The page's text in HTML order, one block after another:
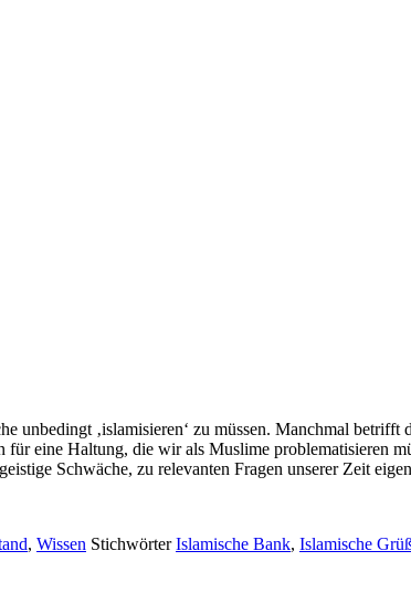
‚islamisieren‘ zu müssen. Manchmal
für eine Haltung, die wir als Muslime problematisieren
Schwäche, zu relevanten Fragen unserer Zeit
, Wissen StichwörterIslamische Bank, Islamische